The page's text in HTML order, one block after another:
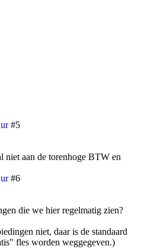
#5
aan de torenhoge BTW en
#6
die we hier regelmatig zien?
niet, daar is de standaard
fles worden weggegeven.)